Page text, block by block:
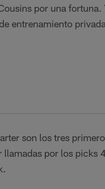
por una fortuna.
entrenamiento
son los tres
por los picks